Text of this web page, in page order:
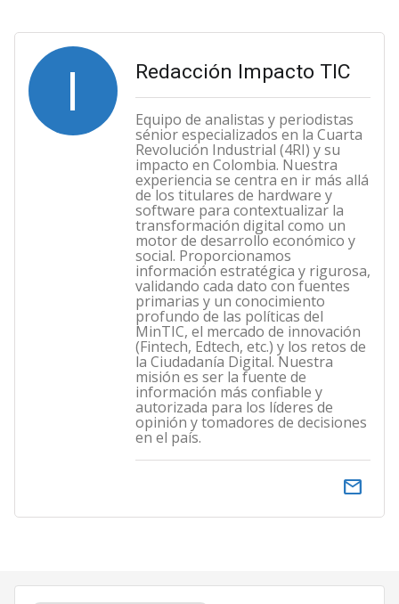
I Redacción Impacto TIC
Equipo de analistas y periodistas
sénior especializados en la Cuarta
Revolución Industrial (4RI) y su
impacto en Colombia. Nuestra
experiencia se centra en ir más allá
de los titulares de hardware y
software para contextualizar la
transformación digital como un
motor de desarrollo económico y
social. Proporcionamos
información estratégica y rigurosa,
validando cada dato con fuentes
primarias y un conocimiento
profundo de las políticas del
MinTIC, el mercado de innovación
(Fintech, Edtech, etc.) y los retos de
la Ciudadanía Digital. Nuestra
misión es ser la fuente de
información más confiable y
autorizada para los líderes de
opinión y tomadores de decisiones
en el país.
email